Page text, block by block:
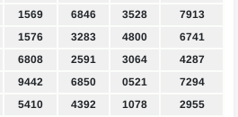
1569 6846 3528
7913
1576 3283 4800
6741
6808 2591 3064
4287
9442 6850 0521
7294
5410 4392 1078
2955